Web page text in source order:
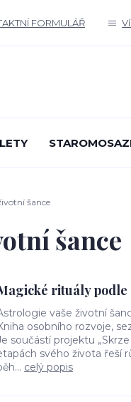
FORMULÁŘ
šance
šance
rituály
vaše životní
osobního rozvoje,
součástí projektu
svého života řeší
celý popis